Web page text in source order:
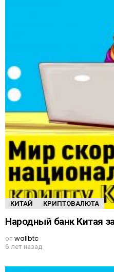
КИТАЙ КРИПТОВАЛЮТА
Народный банк Китая
отwallbtc
6 лет назад